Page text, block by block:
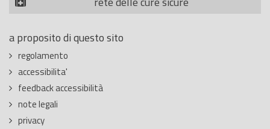
a proposito di questo sito
regolamento
accessibilita'
feedback accessibilità
note legali
privacy